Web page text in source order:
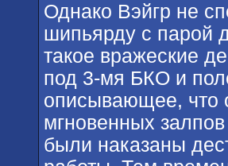
Однако Вэйгр не
шипьярду с парой
такое вражеские
под 3-мя БКО и
описывающее, что
мгновенных
были наказаны